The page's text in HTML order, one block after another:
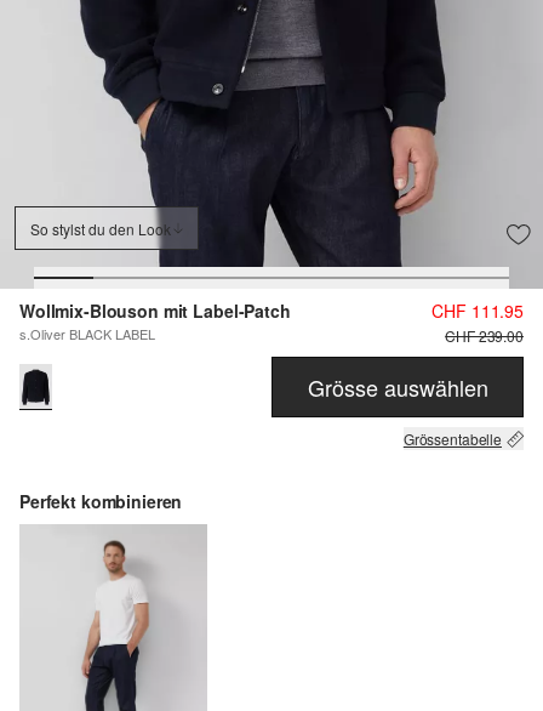
So stylst du den Look
Wollmix-Blouson mit Label-Patch
s.Oliver BLACK LABEL
CHF 111.95
CHF 239.00
Grösse auswählen
Grössentabelle
Perfekt kombinieren